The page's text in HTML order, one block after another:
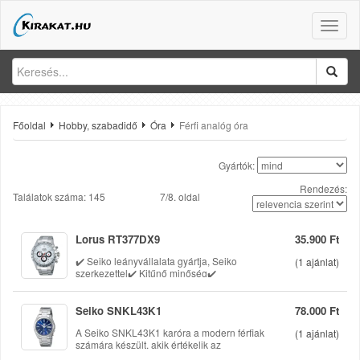
Toggle
Főoldal Hobby, szabadidő Óra Férfi analóg óra
Gyártók:
Találatok száma: 145 7/8. oldal
Rendezés:
35.900 Ft
(1 ajánlat)
Lorus RT377DX9
✔️️ Seiko leányvállalata gyártja, Seiko
szerkezettel✔️ Kitűnő minőség✔️
szerkezeti garancia. Tok szélesség: - Tok
fehér Tok anyaga: r
78.000 Ft
(1 ajánlat)
Seiko SNKL43K1
A Seiko SNKL43K1 karóra a modern férfiak
számára készült, akik értékelik az